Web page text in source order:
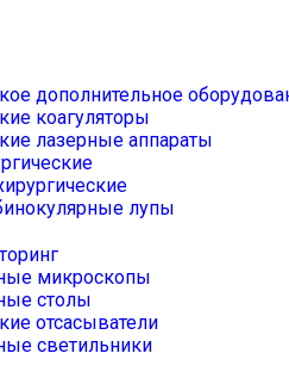
дополнительное
коагуляторы
лазерные аппараты
лупы
микроскопы
столы
отсасыватели
светильники